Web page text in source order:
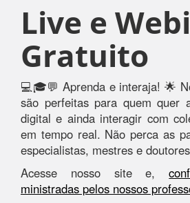
Live e
Gratuito
💻🎓💬 Aprenda e interaja! 🌟
são perfeitas para quem quer
digital e ainda interagir com
em tempo real. Não perca as
especialistas, mestres e
Acesse nosso site e,
ministradas pelos nossos